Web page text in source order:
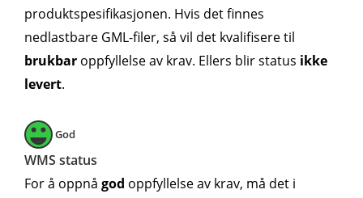
produktspesifikasjonen. Hvis det finnes
nedlastbare GML-filer, så vil det kvalifisere til
brukbar oppfyllelse av krav. Ellers blir status ikke
levert.
God
WMS status
For å oppnå god oppfyllelse av krav, må det i